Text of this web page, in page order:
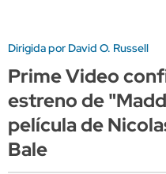
Dirigida por David O. Russell
Prime Video
estreno de
película de
Bale